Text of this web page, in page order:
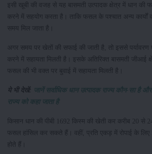
इसी खूबी की वजह से यह बासमती उत्पादक क्षेत्र में धान
करने में सहयोग करता है। ताकि फसल के पश्चात अन्य कार्यों
समय मिल जाता है।
अगर समय पर खेतों की सफाई की जाती है, तो इससे पर्यावरण
करने में सहायता मिलती है। इसके अतिरिक्त बासमती जीआई
फसल की भी वक्त पर बुवाई में सहायता मिलती है।
ये भी देखें: जानें सर्वाधिक धान उत्पादक राज्य कौन-सा है
राज्य को कहा जाता है
किसान धान की पीबी 1692 किस्म की खेती कर करीब 20 से
फसल हांसिल कर सकते हैं। वहीं, प्रति एकड़ में रोपाई के लिए 5
होते हैं।